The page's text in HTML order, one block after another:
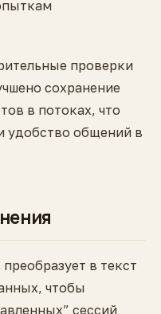
проверки
сохранение
в потоках, что
удобство общений в
в текст
чтобы
сессий